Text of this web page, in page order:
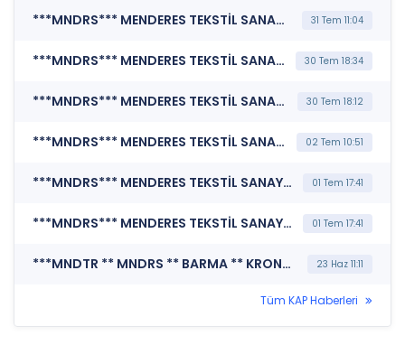
***MNDRS*** MENDERES TEKSTİL SANAYİ VE TİCARET A.Ş. (Şirket Genel Bilgi Formu) 31 Tem 11:04
***MNDRS*** MENDERES TEKSTİL SANAYİ VE TİCARET A.Ş. (Yönetim Kurulu Komiteleri) 30 Tem 18:34
***MNDRS*** MENDERES TEKSTİL SANAYİ VE TİCARET A.Ş. (Yönetim Kurulu Komiteleri) 30 Tem 18:12
***MNDRS*** MENDERES TEKSTİL SANAYİ VE TİCARET A.Ş. (Kurumsal Yönetim Bilgi Formu (Güncelleme) - Yönetim Kurulu-2) 02 Tem 10:51
***MNDRS*** MENDERES TEKSTİL SANAYİ VE TİCARET A.Ş. (Şirket Genel Bilgi Formu) 01 Tem 17:41
***MNDRS*** MENDERES TEKSTİL SANAYİ VE TİCARET A.Ş. (Yönetim Kurulu Komiteleri) 01 Tem 17:41
***MNDTR ** MNDRS ** BARMA ** KRONT ** KONTR ** SISE ** TRALT ** CANTE ** VKING ** SKBNK ** SNGYO ** QUAGR ** CVKMD ** MARMR ** MERCN ** POLHO ** TUKAS ** KUVVA*** MERKEZİ KAYIT KURULUŞU A.Ş. (SPK İşlem Yasağı Nedeniyle Pay Duyurusu) 23 Haz 11:11
Tüm KAP Haberleri